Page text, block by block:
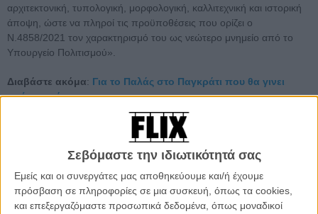
Σεβόμαστε την ιδιωτικότητά σας
Εμείς και οι συνεργάτες μας αποθηκεύουμε και/ή έχουμε
πρόσβαση σε πληροφορίες σε μια συσκευή, όπως τα cookies,
και επεξεργαζόμαστε προσωπικά δεδομένα, όπως μοναδικοί
αρχιτεκτονική, τυπολογική, μορφολογική, καλλιτεχνική και ιστορική
άποψη, ώστε να πληροί τις προϋποθέσεις που ορίζει ο
Ν.4858/2021 τον χαρακτηρισμό του ως νεώτερο μνημείο από το
Υπουργείο Πολιτισμού».
Διαβάστε ακόμα: Για το Παλάς στο Παγκράτι που θα γινει
σούπερ-μάρκετ